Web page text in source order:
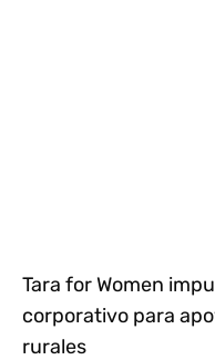
Tara for Women
corporativo para
rurales